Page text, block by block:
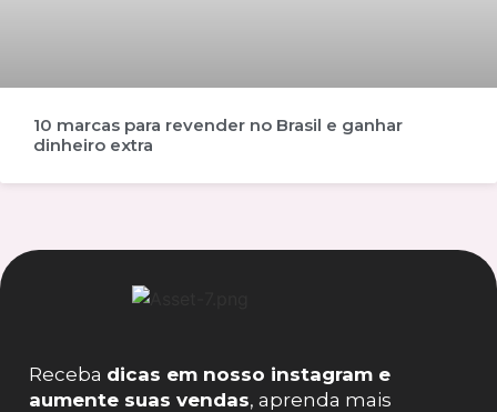
10 marcas para revender no Brasil e ganhar
dinheiro extra
Receba dicas em nosso instagram e
aumente suas vendas, aprenda mais